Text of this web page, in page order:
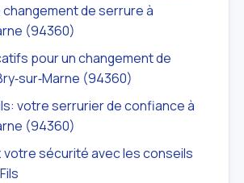
de serrure à
(94360)
pour un changement de
(94360)
votre serrurier de confiance à
(94360)
sécurité avec les conseils